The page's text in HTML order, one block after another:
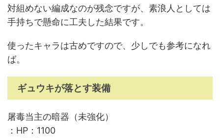
対組めない編成なのが残念ですが、素浪人としては
手持ちで懸命に工夫した結果です。
使ったキャラは古めですので、少しでも参考になれ
ば。
ギュウキが落とす装備
屠毒当主の暗器（未強化）
：HP：1100